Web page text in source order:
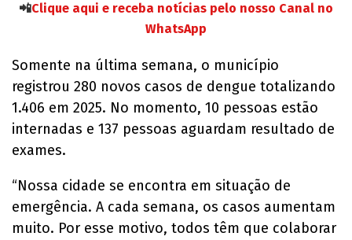
📲Clique aqui e receba notícias pelo nosso Canal no
WhatsApp
Somente na última semana, o município
registrou 280 novos casos de dengue totalizando
1.406 em 2025. No momento, 10 pessoas estão
internadas e 137 pessoas aguardam resultado de
exames.
“Nossa cidade se encontra em situação de
emergência. A cada semana, os casos aumentam
muito. Por esse motivo, todos têm que colaborar